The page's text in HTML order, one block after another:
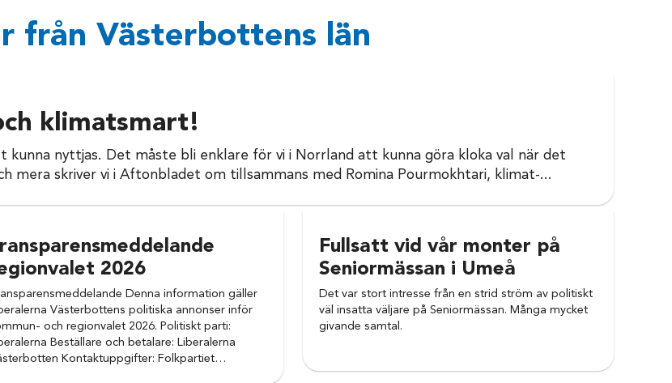
från Västerbottens län
klimatsmart!
kunna nyttjas. Det måste bli enklare för vi i Norrland att kunna göra kloka val när det
mera skriver vi i Aftonbladet om tillsammans med Romina Pourmokhtari, klimat-...
2026
Denna information gäller
Västerbottens politiska annonser inför
och regionvalet 2026. Politiskt parti:
Beställare och betalare: Liberalerna
Kontaktuppgifter: Folkpartiet…
Fullsatt vid vår monter på
Seniormässan i Umeå
Det var stort intresse från en strid ström av politiskt
väl insatta väljare på Seniormässan. Många mycket
givande samtal.